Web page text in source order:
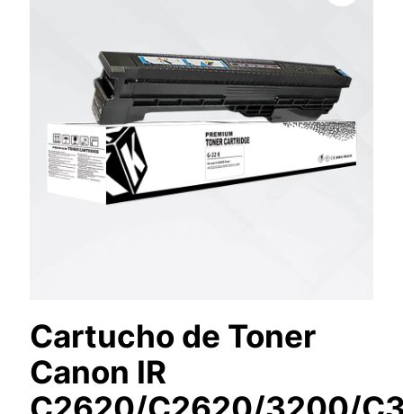
Cartucho de Toner
Canon IR